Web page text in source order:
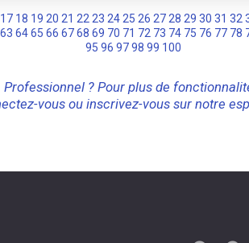
17 18 19 20 21 22 23 24 25 26 27 28 29 30 31 32
63 64 65 66 67 68 69 70 71 72 73 74 75 76 77 78
95 96 97 98 99 100
Professionnel ? Pour plus de
vous ou inscrivez-vous sur notre